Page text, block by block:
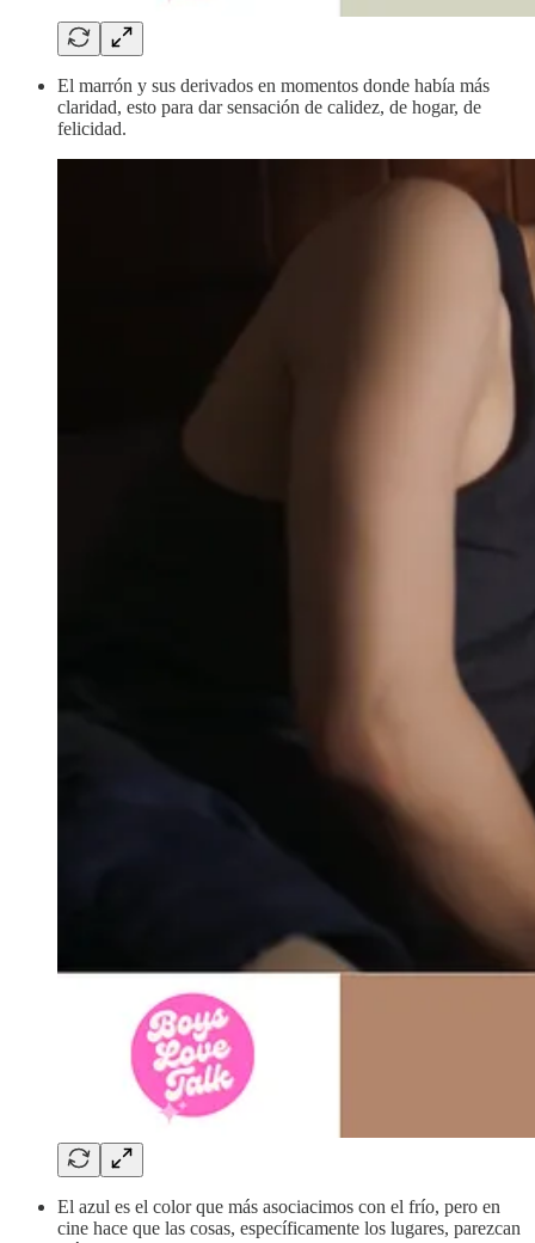
El marrón y sus derivados en momentos donde había más
claridad, esto para dar sensación de calidez, de hogar, de
felicidad.
El azul es el color que más asociacimos con el frío, pero en
cine hace que las cosas, específicamente los lugares, parezcan